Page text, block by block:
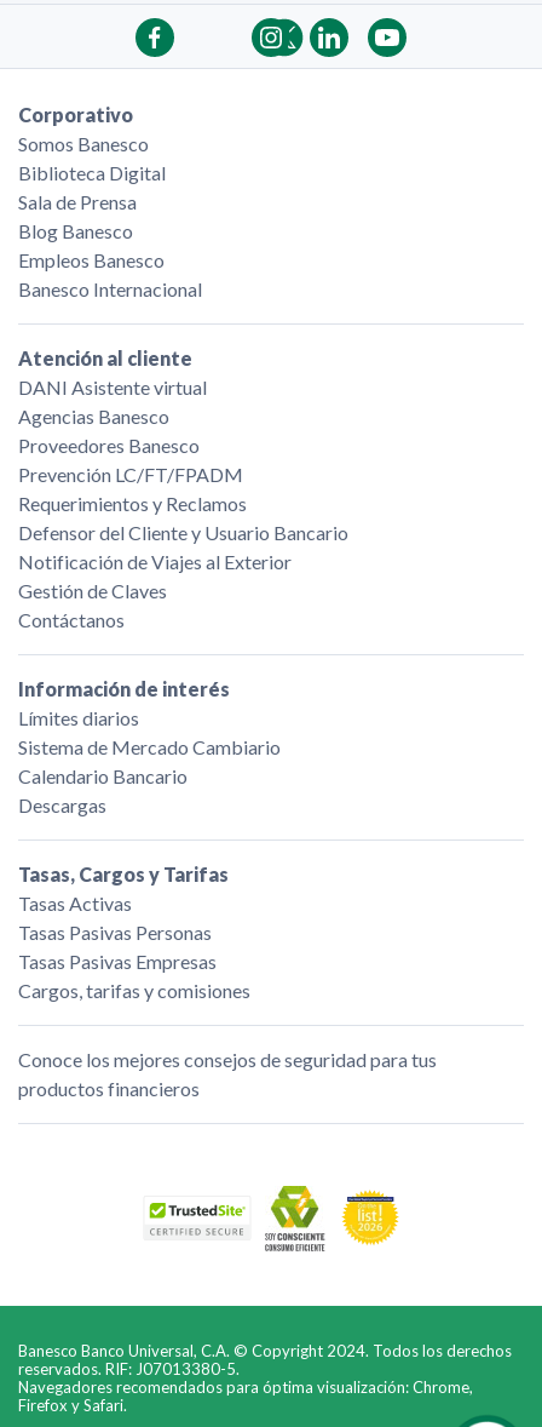
Corporativo
Somos Banesco
Biblioteca Digital
Sala de Prensa
Blog Banesco
Empleos Banesco
Banesco Internacional
Atención al cliente
DANI Asistente virtual
Agencias Banesco
Proveedores Banesco
Prevención LC/FT/FPADM
Requerimientos y Reclamos
Defensor del Cliente y Usuario Bancario
Notificación de Viajes al Exterior
Gestión de Claves
Contáctanos
Información de interés
Límites diarios
Sistema de Mercado Cambiario
Calendario Bancario
Descargas
Tasas, Cargos y Tarifas
Tasas Activas
Tasas Pasivas Personas
Tasas Pasivas Empresas
Cargos, tarifas y comisiones
Conoce los mejores consejos de seguridad para tus
productos financieros
Banesco Banco Universal, C.A. © Copyright 2024. Todos los derechos
reservados. RIF: J07013380-5.
Navegadores recomendados para óptima visualización: Chrome,
Firefox y Safari.